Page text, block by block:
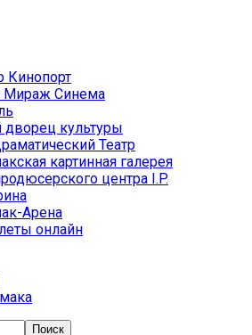
Кинопорт
Мираж Синема
дворец культуры
Театр
картинная галерея
центра I.P.
Арена
онлайн